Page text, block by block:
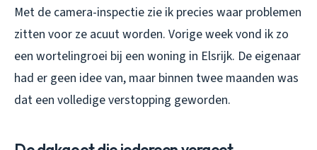
Met de camera-inspectie zie ik precies waar problemen
zitten voor ze acuut worden. Vorige week vond ik zo
een wortelingroei bij een woning in Elsrijk. De eigenaar
had er geen idee van, maar binnen twee maanden was
dat een volledige verstopping geworden.